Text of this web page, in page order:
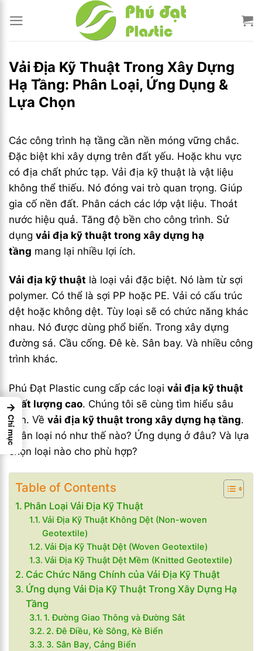
qua
nội
Vải Địa Kỹ Thuật Trong Xây Dựng
Hạ Tầng: Phân Loại, Ứng Dụng &
Lựa Chọn
Các công trình hạ tầng cần nền móng vững chắc.
Đặc biệt khi xây dựng trên đất yếu. Hoặc khu vực
có địa chất phức tạp. Vải địa kỹ thuật là vật liệu
không thể thiếu. Nó đóng vai trò quan trọng. Giúp
gia cố nền đất. Phân cách các lớp vật liệu. Thoát
nước hiệu quả. Tăng độ bền cho công trình. Sử
dụng vải địa kỹ thuật trong xây dựng hạ
tầng mang lại nhiều lợi ích.
Vải địa kỹ thuật là loại vải đặc biệt. Nó làm từ sợi
polymer. Có thể là sợi PP hoặc PE. Vải có cấu trúc
dệt hoặc không dệt. Tùy loại sẽ có chức năng khác
nhau. Nó được dùng phổ biến. Trong xây dựng
đường sá. Cầu cống. Đê kè. Sân bay. Và nhiều công
trình khác.
Phú Đạt Plastic cung cấp các loại vải địa kỹ thuật
chất lượng cao. Chúng tôi sẽ cùng tìm hiểu sâu
hơn. Về vải địa kỹ thuật trong xây dựng hạ tầng.
Phân loại nó như thế nào? Ứng dụng ở đâu? Và lựa
chọn loại nào cho phù hợp?
Table of Contents
Phân Loại Vải Địa Kỹ Thuật
Vải Địa Kỹ Thuật Không Dệt (Non-woven
Geotextile)
Vải Địa Kỹ Thuật Dệt (Woven Geotextile)
Vải Địa Kỹ Thuật Dệt Mềm (Knitted Geotextile)
Các Chức Năng Chính của Vải Địa Kỹ Thuật
Ứng dụng Vải Địa Kỹ Thuật Trong Xây Dựng Hạ
Tầng
1. Đường Giao Thông và Đường Sắt
2. Đê Điều, Kè Sông, Kè Biển
3. Sân Bay, Cảng Biển
→
Chỉ mục